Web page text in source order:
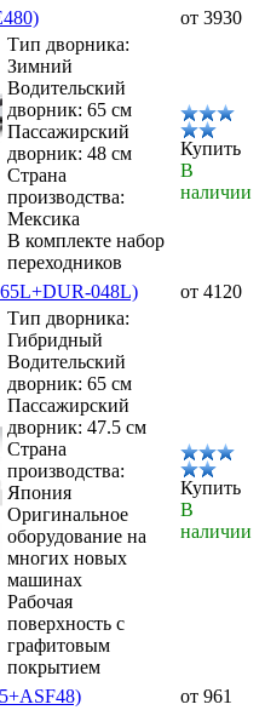
от 3930
Тип дворника:
Зимний
Водительский
дворник: 65 см
Пассажирский
дворник: 48 см
Страна
производства:
Мексика
В комплекте набор
переходников
Купить
В
наличии
048L)
от 4120
Тип дворника:
Гибридный
Водительский
дворник: 65 см
Пассажирский
дворник: 47.5 см
Страна
производства:
Япония
Оригинальное
оборудование на
многих новых
машинах
Рабочая
поверхность с
графитовым
покрытием
Купить
В
наличии
от 961